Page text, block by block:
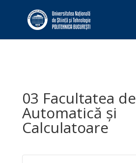
03 Facultatea de
Automatică și
Calculatoare